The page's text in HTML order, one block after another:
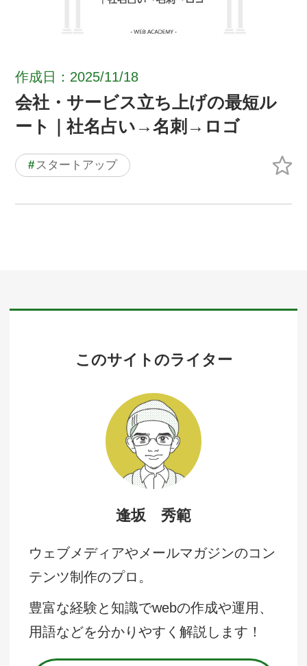
作成日：2025/11/18
会社・サービス立ち上げの最短ル
ート｜社名占い→名刺→ロゴ
#スタートアップ
このサイトのライター
逢坂 秀範
ウェブメディアやメールマガジンのコン
テンツ制作のプロ。
豊富な経験と知識でwebの作成や運用、
用語などを分かりやすく解説します！